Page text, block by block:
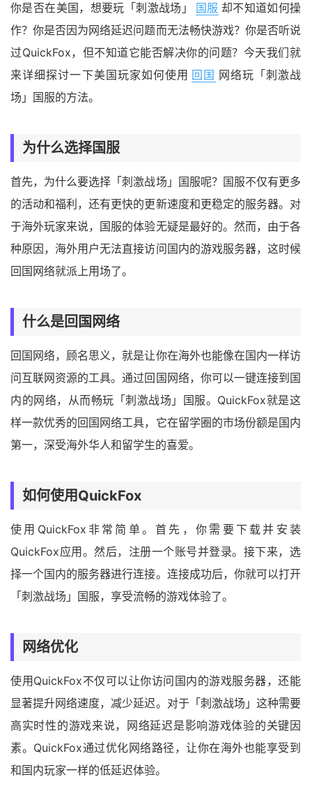
你是否在美国，想要玩「刺激战场」 国服 却不知道如何操
作？你是否因为网络延迟问题而无法畅快游戏？你是否听说
过QuickFox，但不知道它能否解决你的问题？今天我们就
来详细探讨一下美国玩家如何使用 回国 网络玩「刺激战
场」国服的方法。
为什么选择国服
首先，为什么要选择「刺激战场」国服呢？国服不仅有更多
的活动和福利，还有更快的更新速度和更稳定的服务器。对
于海外玩家来说，国服的体验无疑是最好的。然而，由于各
种原因，海外用户无法直接访问国内的游戏服务器，这时候
回国网络就派上用场了。
什么是回国网络
回国网络，顾名思义，就是让你在海外也能像在国内一样访
问互联网资源的工具。通过回国网络，你可以一键连接到国
内的网络，从而畅玩「刺激战场」国服。QuickFox就是这
样一款优秀的回国网络工具，它在留学圈的市场份额是国内
第一，深受海外华人和留学生的喜爱。
如何使用QuickFox
使用QuickFox非常简单。首先，你需要下载并安装
QuickFox应用。然后，注册一个账号并登录。接下来，选
择一个国内的服务器进行连接。连接成功后，你就可以打开
「刺激战场」国服，享受流畅的游戏体验了。
网络优化
使用QuickFox不仅可以让你访问国内的游戏服务器，还能
显著提升网络速度，减少延迟。对于「刺激战场」这种需要
高实时性的游戏来说，网络延迟是影响游戏体验的关键因
素。QuickFox通过优化网络路径，让你在海外也能享受到
和国内玩家一样的低延迟体验。